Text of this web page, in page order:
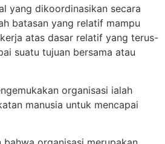
yang dikoordinasikan secara
batasan yang relatif mampu
atas dasar relatif yang terus-
suatu tujuan bersama atau
organisasi ialah
manusia untuk mencapai